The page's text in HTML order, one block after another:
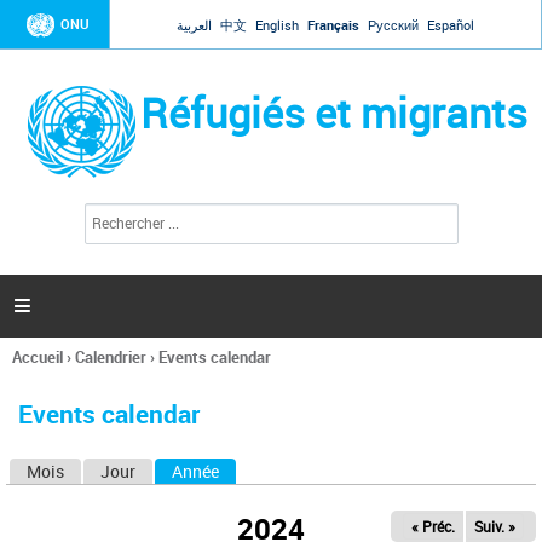
Jump to navigation
ONU العربية 中文 English Français Русский Español
Réfugiés et migrants
l
c
h
e

Vous
ici
Accueil›Calendrier› Events calendar
Events calendar
Mois Jour Année
2024 « Préc. Suiv. »